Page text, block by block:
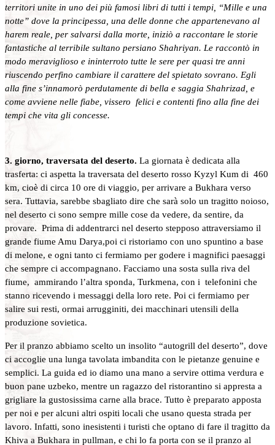
territori unite in uno dei più famosi libri di tutti i tempi, “Mille e una
notte” dove la principessa, una delle donne che appartenevano al
harem reale, per salvarsi dalla morte, iniziò a raccontare le storie
fantastiche al terribile sultano persiano Shahriyan. Le raccontò in
modo meraviglioso e ininterroto tutte le sere per quasi tre anni
riuscendo perfino cambiare il carattere del spietato sovrano. Egli
alla fine s’innamorò perdutamente di bella e saggia Shahrizad, e
come avviene nelle fiabe, vissero felici e contenti fino alla fine dei
tempi che vita gli concesse.
3. giorno, traversata del deserto. La giornata è dedicata alla
trasferta: ci aspetta la traversata del deserto rosso Kyzyl Kum di 460
km, cioè di circa 10 ore di viaggio, per arrivare a Bukhara verso
sera. Tuttavia, sarebbe sbagliato dire che sarà solo un tragitto noioso,
nel deserto ci sono sempre mille cose da vedere, da sentire, da
provare. Prima di addentrarci nel deserto stepposo attraversiamo il
grande fiume Amu Darya,poi ci ristoriamo con uno spuntino a base
di melone, e ogni tanto ci fermiamo per godere i magnifici paesaggi
che sempre ci accompagnano. Facciamo una sosta sulla riva del
fiume, ammirando l’altra sponda, Turkmena, con i telefonini che
stanno ricevendo i messaggi della loro rete. Poi ci fermiamo per
salire sui resti, ormai arrugginiti, dei macchinari utensili della
produzione sovietica.
Per il pranzo abbiamo scelto un insolito “autogrill del deserto”, dove
ci accoglie una lunga tavolata imbandita con le pietanze genuine e
semplici. La guida ed io diamo una mano a servire ottima verdura e
buon pane uzbeko, mentre un ragazzo del ristorantino si appresta a
grigliare la gustosissima carne alla brace. Tutto è preparato apposta
per noi e per alcuni altri ospiti locali che usano questa strada per
lavoro. Infatti, sono inesistenti i turisti che optano di fare il tragitto da
Khiva a Bukhara in pullman, e chi lo fa porta con se il pranzo al